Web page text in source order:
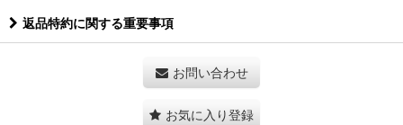
返品特約に関する重要事項
お問い合わせ
お気に入り登録